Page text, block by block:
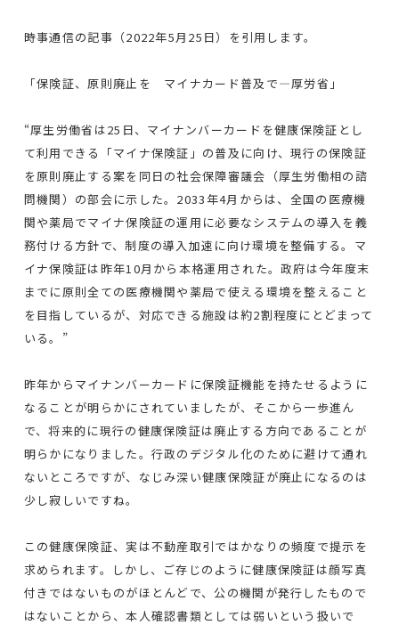
時事通信の記事（2022年5月25日）を引用します。
「保険証、原則廃止を マイナカード普及で―厚労省」
“厚生労働省は25日、マイナンバーカードを健康保険証とし
て利用できる「マイナ保険証」の普及に向け、現行の保険証
を原則廃止する案を同日の社会保障審議会（厚生労働相の諮
問機関）の部会に示した。2033年4月からは、全国の医療機
関や薬局でマイナ保険証の運用に必要なシステムの導入を義
務付ける方針で、制度の導入加速に向け環境を整備する。マ
イナ保険証は昨年10月から本格運用された。政府は今年度末
までに原則全ての医療機関や薬局で使える環境を整えること
を目指しているが、対応できる施設は約2割程度にとどまって
いる。”
昨年からマイナンバーカードに保険証機能を持たせるように
なることが明らかにされていましたが、そこから一歩進ん
で、将来的に現行の健康保険証は廃止する方向であることが
明らかになりました。行政のデジタル化のために避けて通れ
ないところですが、なじみ深い健康保険証が廃止になるのは
少し寂しいですね。
この健康保険証、実は不動産取引ではかなりの頻度で提示を
求められます。しかし、ご存じのように健康保険証は顔写真
付きではないものがほとんどで、公の機関が発行したもので
はないことから、本人確認書類としては弱いという扱いで